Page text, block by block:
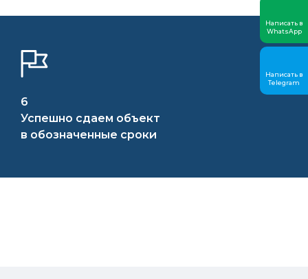
6
Успешно сдаем объект
в обозначенные сроки
Написать в
WhatsApp
Написать в
Telegram